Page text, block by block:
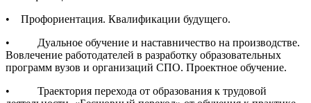
• Профориентация. Квалификации будущего.
• Дуальное обучение и наставничество на производстве.
Вовлечение работодателей в разработку образовательных
программ вузов и организаций СПО. Проектное обучение.
• Траектория перехода от образования к трудовой